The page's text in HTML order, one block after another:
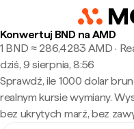
Konwertuj BND na AMD
1 BND ≈ 286,4283 AMD ·
dziś, 9 sierpnia, 8:56
Sprawdź, ile 1000 dolar
realnym kursie wymiany.
bez ukrytych marż, bez